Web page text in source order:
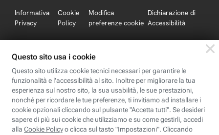
Informativa
Privacy
Cookie
Policy
Modifica
preferenze cookie
Dichiarazione di
Accessibilità